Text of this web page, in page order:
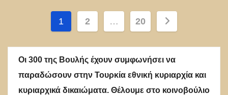
Σελιδοποίηση
άρθρων
1 2 … 20
Οι 300 της Βουλής έχουν συμφωνήσει να
παραδώσουν στην Τουρκία εθνική κυριαρχία και
κυριαρχικά δικαιώματα. Θέλουμε στο κοινοβούλιο